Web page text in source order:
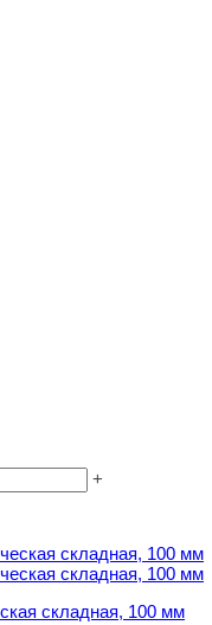
+
складная, 100 мм
складная, 100 мм